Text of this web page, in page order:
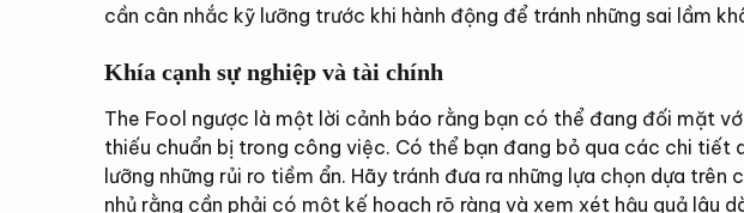
cần cân nhắc kỹ lưỡng trước khi hành động để tránh những sai lầm
Khía cạnh sự nghiệp và tài chính
The Fool ngược là một lời cảnh báo rằng bạn có thể đang đối mặt
thiếu chuẩn bị trong công việc. Có thể bạn đang bỏ qua các chi tiết
lưỡng những rủi ro tiềm ẩn. Hãy tránh đưa ra những lựa chọn dựa trên
nhủ rằng cần phải có một kế hoạch rõ ràng và xem xét hậu quả lâu